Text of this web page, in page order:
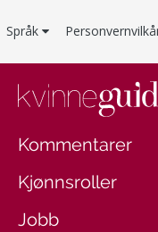
Språk
Kommentarer
Kjønnsroller
Jobb